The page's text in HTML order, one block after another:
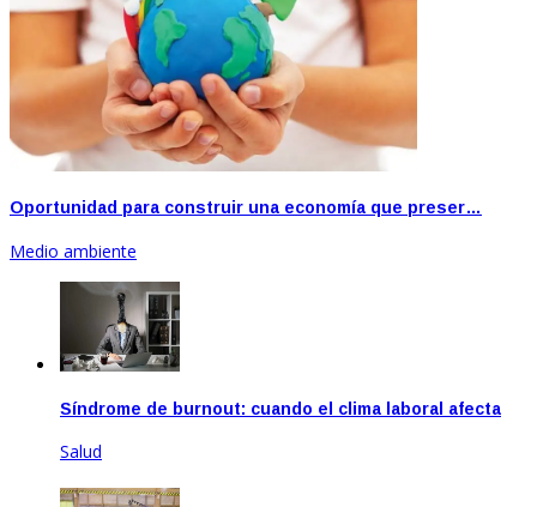
Oportunidad para construir una economía que preser…
Medio ambiente
Síndrome de burnout: cuando el clima laboral afecta
Salud